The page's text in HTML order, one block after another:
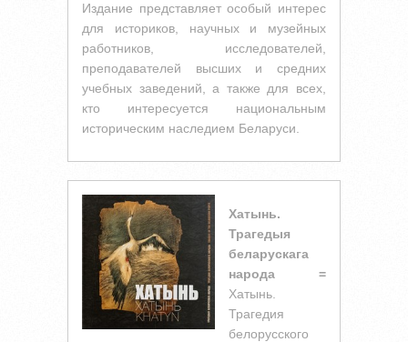
Издание представляет особый интерес
для историков, научных и музейных
работников, исследователей,
преподавателей высших и средних
учебных заведений, а также для всех,
кто интересуется национальным
историческим наследием Беларуси.
Хатынь.
Трагедыя
беларускага
народа =
Хатынь.
Трагедия
белорусского